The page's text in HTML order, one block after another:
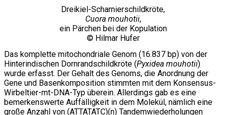
Dreikiel-Scharnierschildkröte,
Cuora mouhotii,
ein Pärchen bei der Kopulation
© Hilmar Hufer
Das komplette mitochondriale Genom (16.837 bp) von der
Hinterindischen Dornrandschildkröte (Pyxidea mouhotii)
wurde erfasst. Der Gehalt des Genoms, die Anordnung der
Gene und Basenkomposition stimmten mit dem Konsensus-
Wirbeltier-mt-DNA-Typ überein. Allerdings gab es eine
bemerkenswerte Auffälligkeit in dem Molekül, nämlich eine
große Anzahl von (ATTATATC)(n) Tandemwiederholungen